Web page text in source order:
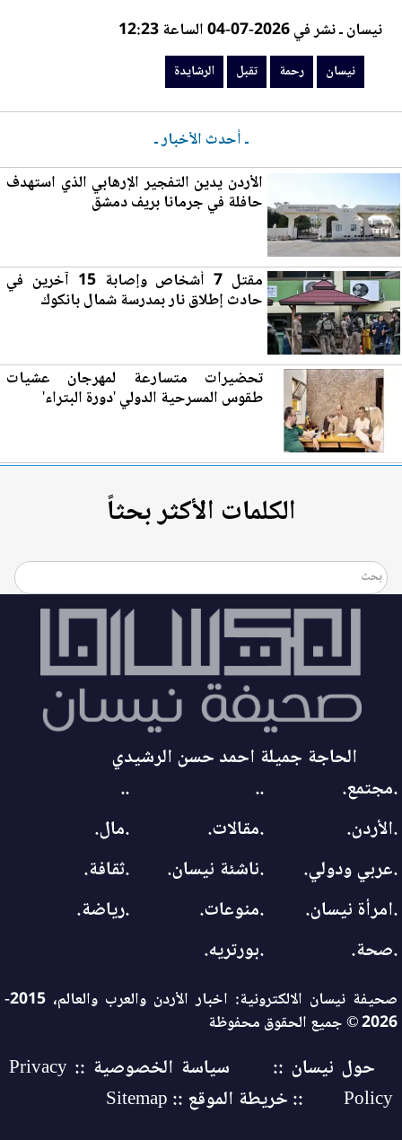
نيسان ـ نشر في 2026-07-04 الساعة 12:23
نيسان رحمة تقبل الرشايدة
ـ أحدث الأخبار ـ
الأردن يدين التفجير الإرهابي الذي استهدف
حافلة في جرمانا بريف دمشق
مقتل 7 أشخاص وإصابة 15 آخرين في
حادث إطلاق نار بمدرسة شمالبانكوك
تحضيرات متسارعة لمهرجان عشيات
طقوس المسرحية الدولي 'دورة البتراء'
الكلمات الأكثر بحثاً
الحاجة جميلة احمد حسن الرشيدي
.مجتمع.
..
..
.الأردن.
.مقالات.
.مال.
.عربي ودولي.
.ناشئة نيسان.
.ثقافة.
.امرأة نيسان.
.منوعات.
.رياضة.
.صحة.
.بورتريه.
صحيفة نيسان الالكترونية: اخبار الأردن والعرب والعالم، 2015-
2026 © جميع الحقوق محفوظة
حول نيسان ::
سياسة الخصوصية :: Privacy
Policy
:: خريطة الموقع :: Sitemap